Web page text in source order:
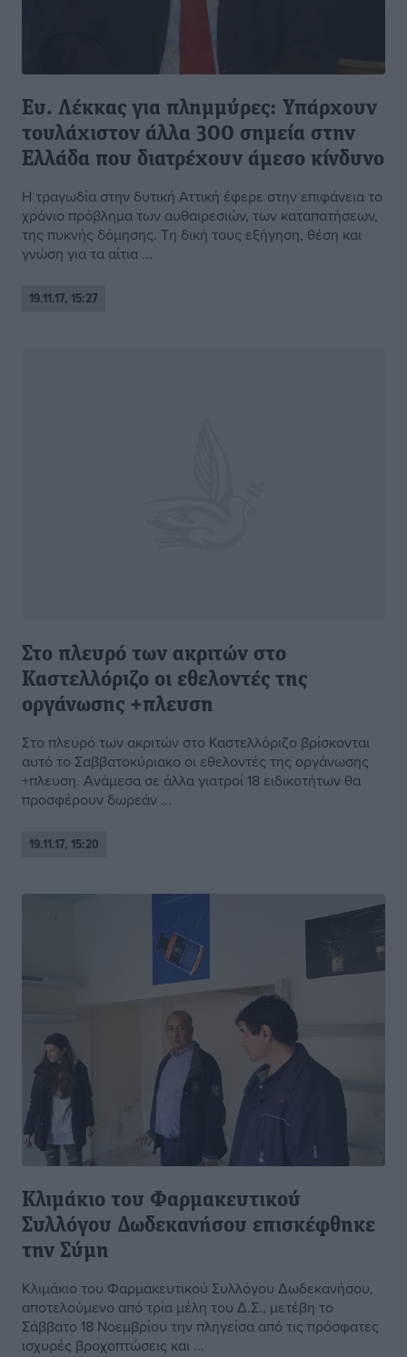
Ευ. Λέκκας για πλημμύρες: Υπάρχουν
τουλάχιστον άλλα 300 σημεία στην
Ελλάδα που διατρέχουν άμεσο κίνδυνο
Η τραγωδία στην δυτική Αττική έφερε στην επιφάνεια το
χρόνιο πρόβλημα των αυθαιρεσιών, των καταπατήσεων,
της πυκνής δόμησης. Τη δική τους εξήγηση, θέση και
γνώση για τα αίτια ...
19.11.17, 15:27
Στο πλευρό των ακριτών στο
Καστελλόριζo οι εθελοντές της
οργάνωσης +πλευση
Στο πλευρό των ακριτών στο Καστελλόριζο βρίσκονται
αυτό το Σαββατοκύριακο οι εθελοντές της οργάνωσης
+πλευση. Ανάμεσα σε άλλα γιατροί 18 ειδικοτήτων θα
προσφέρουν δωρεάν ...
19.11.17, 15:20
Κλιμάκιο του Φαρμακευτικού
Συλλόγου Δωδεκανήσου επισκέφθηκε
την Σύμη
Κλιμάκιο του Φαρμακευτικού Συλλόγου Δωδεκανήσου,
αποτελούμενο από τρία μέλη του Δ.Σ., μετέβη το
Σάββατο 18 Νοεμβρίου την πληγείσα από τις πρόσφατες
ισχυρές βροχοπτώσεις και ...